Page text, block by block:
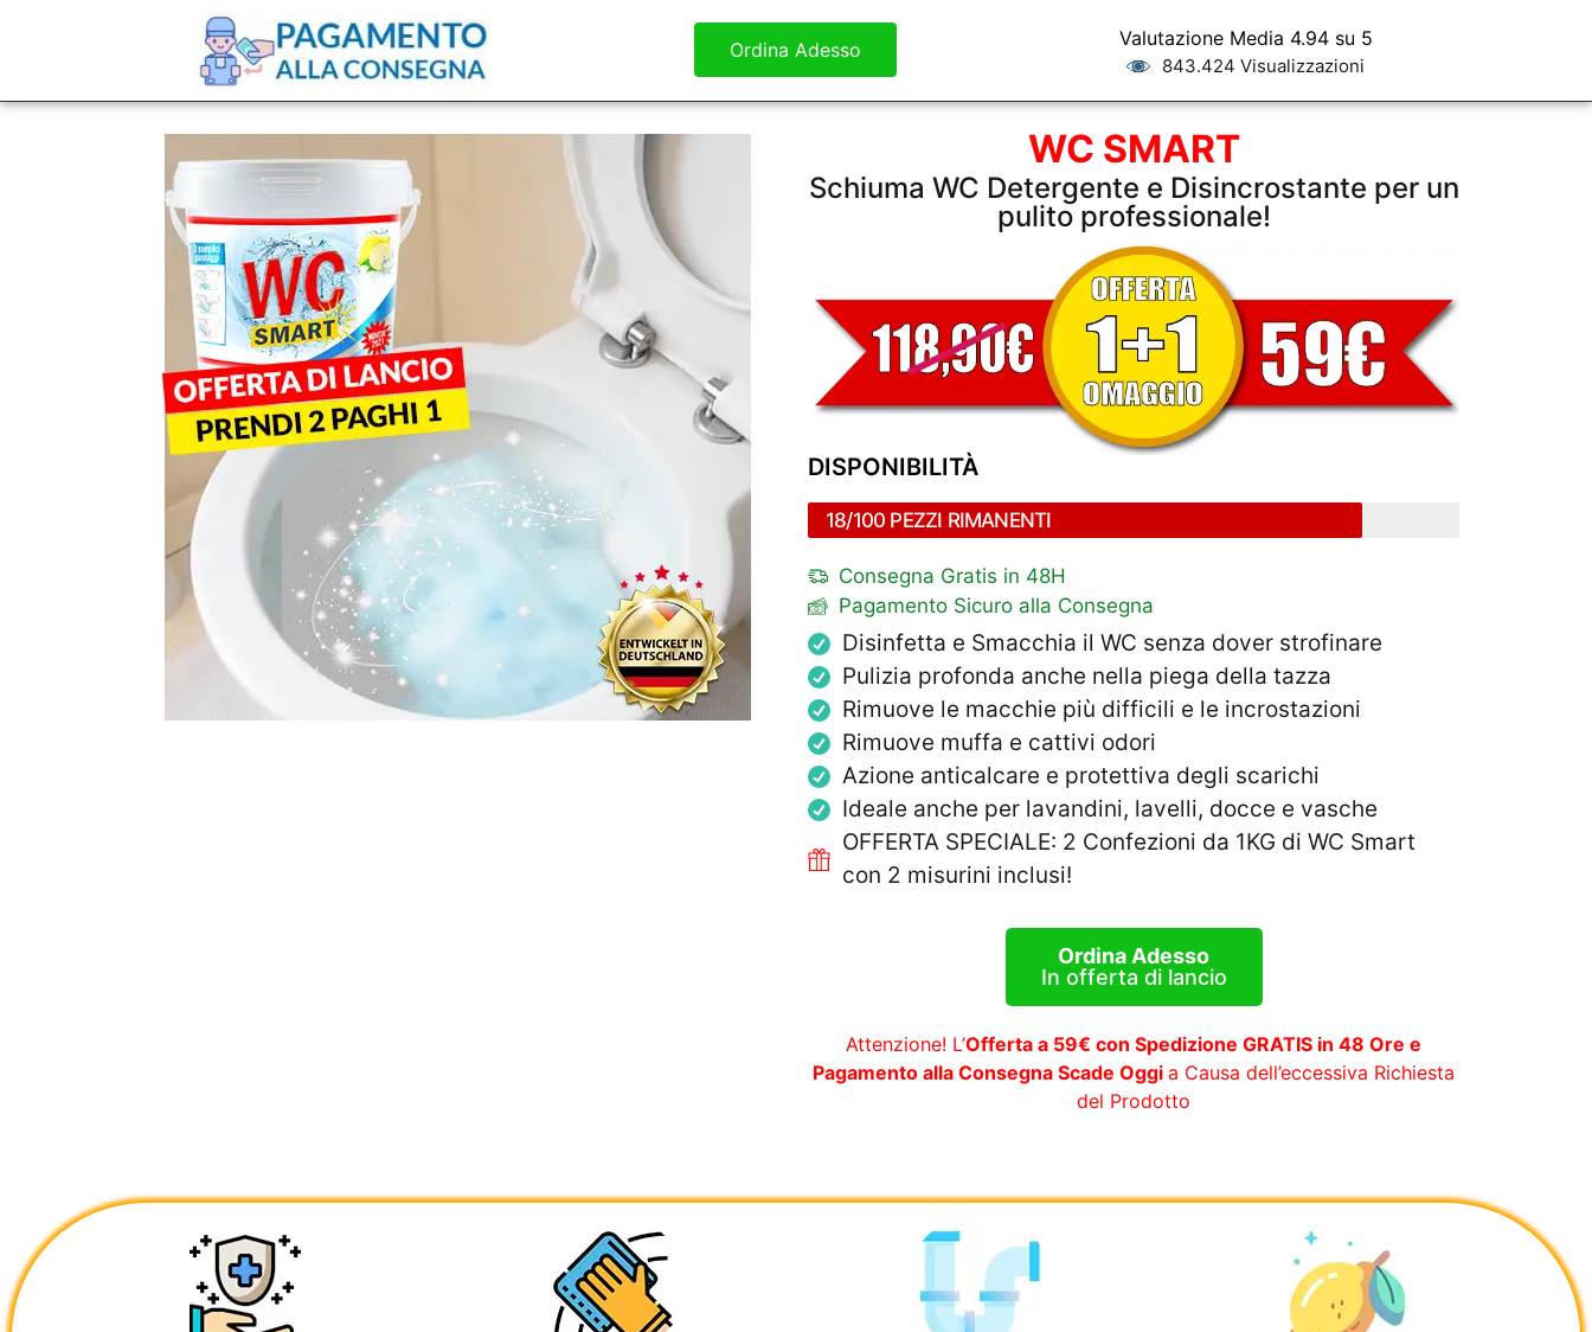
Ordina Adesso Valutazione Media 4.94 su 5
843.424 Visualizzazioni
WC SMART
Schiuma WC Detergente e Disincrostante per un
pulito professionale!
DISPONIBILITÀ
18/100 PEZZI RIMANENTI
Consegna Gratis in 48H
Pagamento Sicuro alla Consegna
Disinfetta e Smacchia il WC senza dover strofinare
Pulizia profonda anche nella piega della tazza
Rimuove le macchie più difficili e le incrostazioni
Rimuove muffa e cattivi odori
Azione anticalcare e protettiva degli scarichi
Ideale anche per lavandini, lavelli, docce e vasche
OFFERTA SPECIALE: 2 Confezioni da 1KG di WC Smart
con 2 misurini inclusi!
Ordina Adesso
In offerta di lancio
Attenzione! L’Offerta a 59€ con Spedizione GRATIS in 48 Ore e
Pagamento alla Consegna Scade Oggi a Causa dell’eccessiva Richiesta
del Prodotto